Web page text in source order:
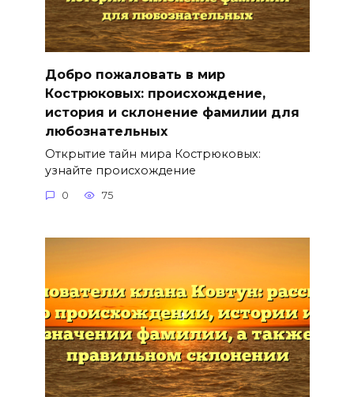
Добро пожаловать в мир
Кострюковых: происхождение,
история и склонение фамилии для
любознательных
Открытие тайн мира Кострюковых:
узнайте происхождение
0 75